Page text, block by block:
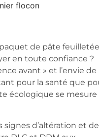
flocon
de pâte feuilletée
en toute confiance ?
avant » et l’envie de
pour la santé que
écologique se mesure
d’altération et